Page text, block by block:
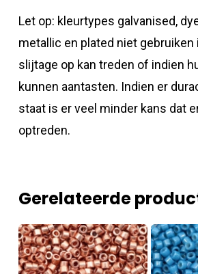
Let op: kleurtypes galvanised,
metallic en plated niet gebruiken
slijtage op kan treden of indien
kunnen aantasten. Indien er
staat is er veel minder kans dat
optreden.
Gerelateerde